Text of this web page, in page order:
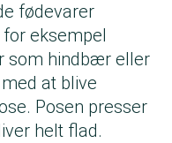
fødevarer
eksempel
som hindbær eller
at blive
Posen presser
helt flad.